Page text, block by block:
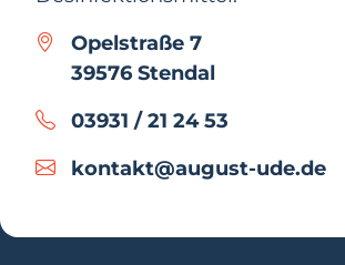
Opelstraße 7
39576 Stendal
03931 / 21 24 53
kontakt@august-ude.de